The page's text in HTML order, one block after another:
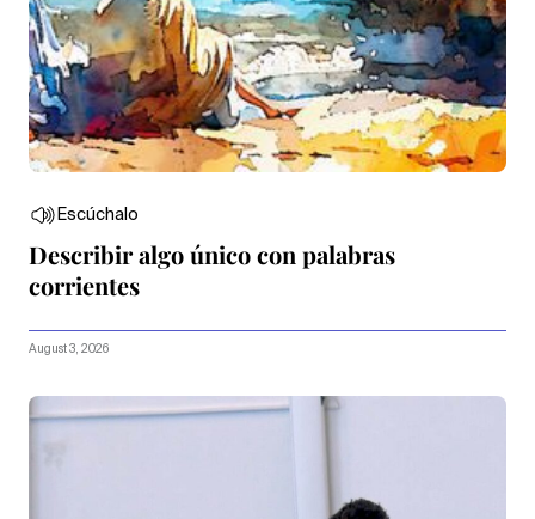
Escúchalo
Describir algo único con palabras
corrientes
August 3, 2026